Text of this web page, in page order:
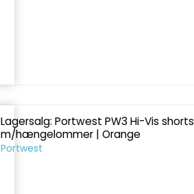
Lagersalg: Portwest PW3 Hi-Vis shorts
m/hængelommer | Orange
Portwest